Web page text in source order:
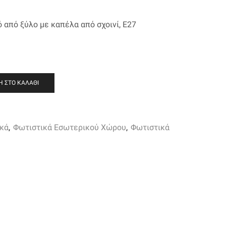
ξύλο με καπέλα από σχοινί, Ε27
ΣΤΟ ΚΑΛΆΘΙ
, Φωτιστικά Εσωτερικού Χώρου, Φωτιστικά